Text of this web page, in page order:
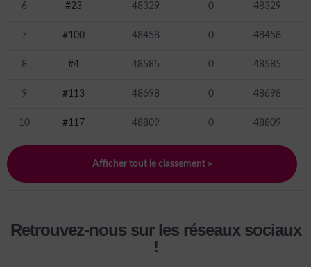
6 #23 48329 0 48329
7 #100 48458 0 48458
8 #4 48585 0 48585
9 #113 48698 0 48698
10 #117 48809 0 48809
Afficher tout le classement »
Retrouvez-nous sur les réseaux sociaux
!